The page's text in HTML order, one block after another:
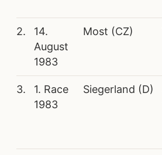
2.
14.
August
1983
Most (CZ)
3.
1. Race
1983
Siegerland (D)